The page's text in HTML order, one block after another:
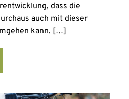
dass die
auch mit dieser
kann. […]